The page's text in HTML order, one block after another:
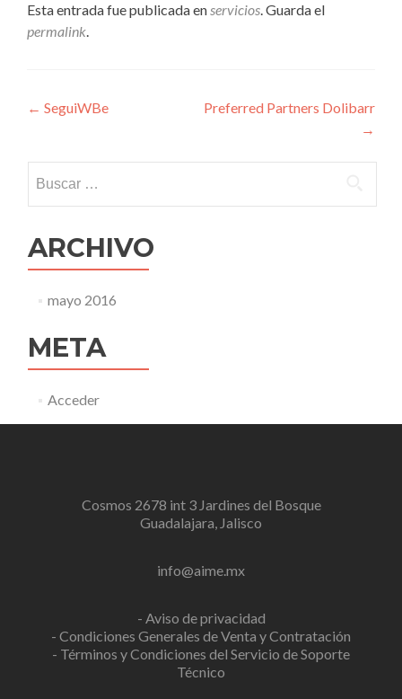
Esta entrada fue publicada enservicios. Guarda el
permalink.
Navegación
entradas
← SeguiWBe
Preferred Partners Dolibarr
→
ARCHIVO
mayo 2016
META
Acceder
Cosmos 2678 int 3 Jardines del Bosque
Guadalajara, Jalisco
info@aime.mx
- Aviso de privacidad
- Condiciones Generales de Venta y Contratación
- Términos y Condiciones del Servicio de Soporte
Técnico